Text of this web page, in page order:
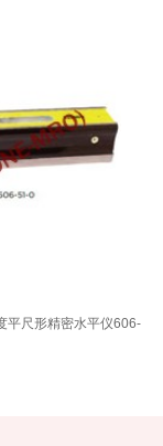
平尺形精密水平仪606-